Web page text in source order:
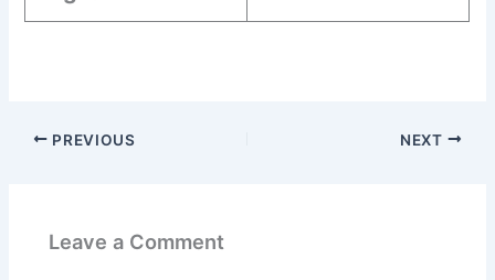
PREVIOUS NEXT
Leave a Comment